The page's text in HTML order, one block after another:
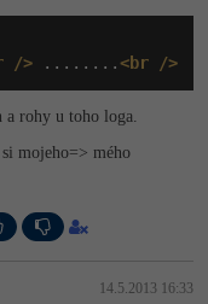
/> ........<br />
a rohy u toho loga.
mojeho=> mého
14.5.2013 16:33